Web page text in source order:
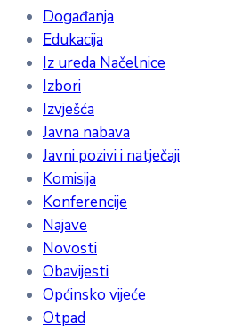
Događanja
Edukacija
Iz ureda Načelnice
Izbori
Izvješća
Javna nabava
Javni pozivi i natječaji
Komisija
Konferencije
Najave
Novosti
Obavijesti
Općinsko vijeće
Otpad